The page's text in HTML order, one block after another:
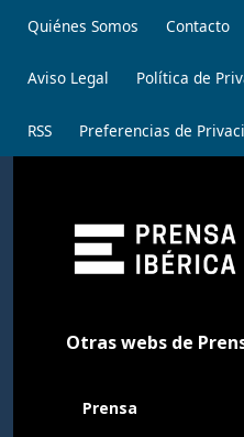
Quiénes Somos Contacto
Aviso Legal Política de
RSS Preferencias de
Otras webs de
Prensa